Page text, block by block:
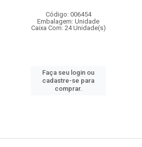
Código: 006454
Embalagem: Unidade
Caixa Com: 24 Unidade(s)
Faça seu login ou
cadastre-se para
comprar.